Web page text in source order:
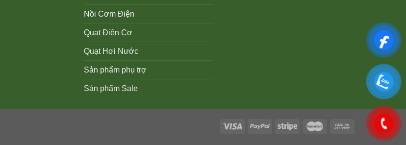
Nồi Cơm Điện
Quạt Điện Cơ
Quạt Hơi Nước
Sản phẩm phụ trợ
Sản phẩm Sale